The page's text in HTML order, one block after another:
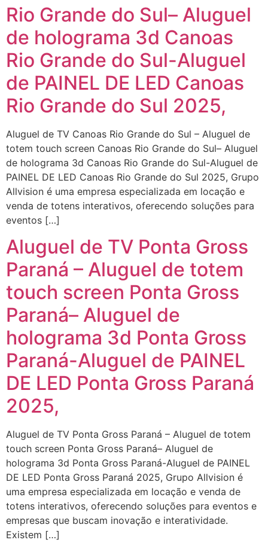
Rio Grande do Sul– Aluguel
de holograma 3d Canoas
Rio Grande do Sul-Aluguel
de PAINEL DE LED Canoas
Rio Grande do Sul 2025,
Aluguel de TV Canoas Rio Grande do Sul – Aluguel de
totem touch screen Canoas Rio Grande do Sul– Aluguel
de holograma 3d Canoas Rio Grande do Sul-Aluguel de
PAINEL DE LED Canoas Rio Grande do Sul 2025, Grupo
Allvision é uma empresa especializada em locação e
venda de totens interativos, oferecendo soluções para
eventos […]
Aluguel de TV Ponta Gross
Paraná – Aluguel de totem
touch screen Ponta Gross
Paraná– Aluguel de
holograma 3d Ponta Gross
Paraná-Aluguel de PAINEL
DE LED Ponta Gross Paraná
2025,
Aluguel de TV Ponta Gross Paraná – Aluguel de totem
touch screen Ponta Gross Paraná– Aluguel de
holograma 3d Ponta Gross Paraná-Aluguel de PAINEL
DE LED Ponta Gross Paraná 2025, Grupo Allvision é
uma empresa especializada em locação e venda de
totens interativos, oferecendo soluções para eventos e
empresas que buscam inovação e interatividade.
Existem […]